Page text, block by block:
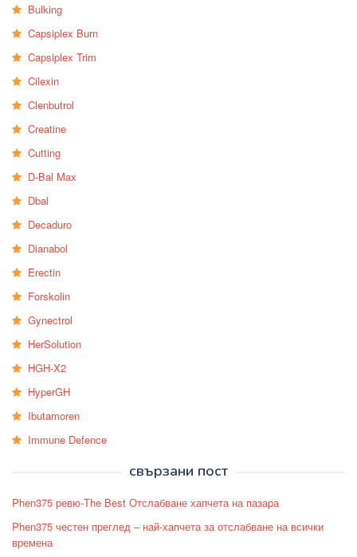
Bulking
Capsiplex Burn
Capsiplex Trim
Cilexin
Clenbutrol
Creatine
Cutting
D-Bal Max
Dbal
Decaduro
Dianabol
Erectin
Forskolin
Gynectrol
HerSolution
HGH-X2
HyperGH
Ibutamoren
Immune Defence
свързани пост
Phen375 ревю-The Best Отслабване хапчета на пазара
Phen375 честен преглед – най-хапчета за отслабване на всички
времена